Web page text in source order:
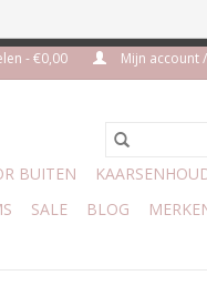
- €0,00 Mijn account
BUITEN
SALE BLOG